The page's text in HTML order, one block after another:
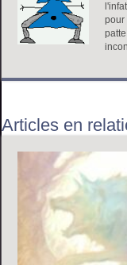
A
O
°
2
pour
Articles en